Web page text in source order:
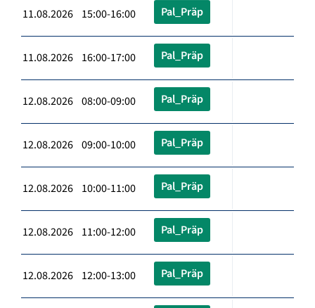
11.08.2026 15:00-16:00 Pal_Präp
11.08.2026 16:00-17:00 Pal_Präp
12.08.2026 08:00-09:00 Pal_Präp
12.08.2026 09:00-10:00 Pal_Präp
12.08.2026 10:00-11:00 Pal_Präp
12.08.2026 11:00-12:00 Pal_Präp
12.08.2026 12:00-13:00 Pal_Präp